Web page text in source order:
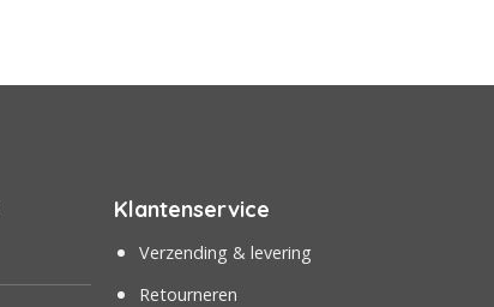
Klantenservice
Verzending & levering
Retourneren